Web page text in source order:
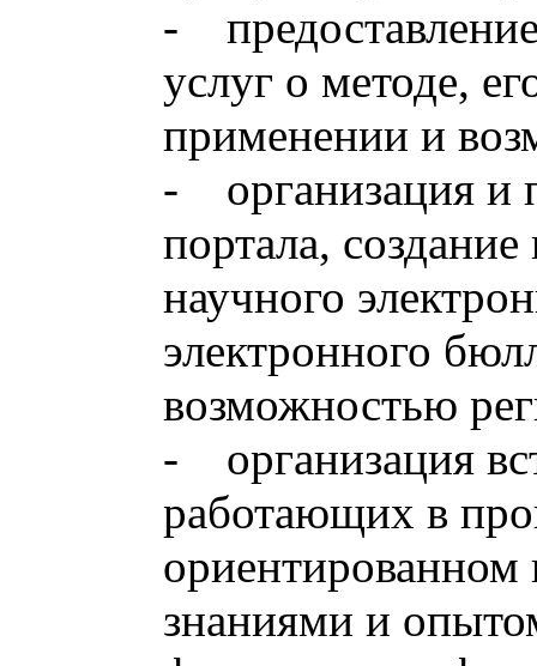
-
услуг о методе,
применении и
- организация и
портала,
научного
электронного
возможностью
- организация
работающих в
ориентированном
знаниями и